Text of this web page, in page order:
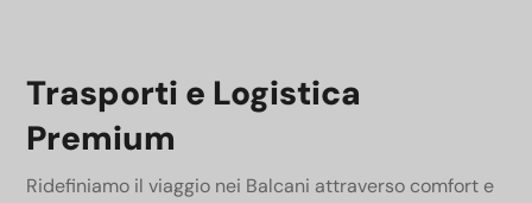
Trasporti e Logistica
Premium
Ridefiniamo il viaggio nei Balcani attraverso comfort e